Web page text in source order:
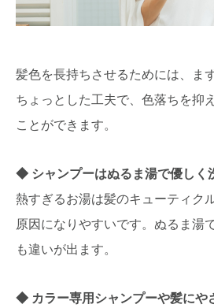
髪色を長持ちさせるためには、ま
ちょっとした工夫で、色落ちを抑
ことができます。
シャンプーはぬるま湯で優しく
熱すぎるお湯は髪のキューティク
原因になりやすいです。ぬるま湯
も違いが出ます。
カラー専用シャンプーや髪にや